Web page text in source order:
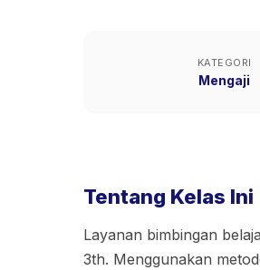
KATEGORI
Mengaji
Tentang Kelas Ini
Layanan bimbingan
3th. Menggunakan